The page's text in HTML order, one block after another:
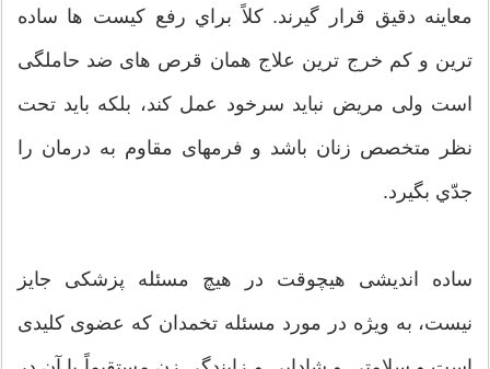
معاینه دقیق قرار گیرند. كلاً براي رفع كیست ها ساده
ترین و كم خرج ترین علاج همان قرص های ضد حاملگی
است ولی مریض نباید سرخود عمل كند، بلكه باید تحت
نظر متخصص زنان باشد و فرمهای مقاوم به درمان را
جدّي بگیرد.
ساده اندیشی هیچوقت در هیچ مسئله پزشكی جایز
نیست، به ویژه در مورد مسئله تخمدان كه عضوی كلیدی